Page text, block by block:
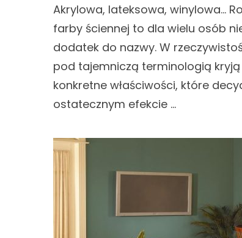
Akrylowa, lateksowa, winylowa…
farby ściennej to dla wielu osób
dodatek do nazwy. W
pod tajemniczą terminologią kryją
konkretne właściwości, które
ostatecznym efekcie …